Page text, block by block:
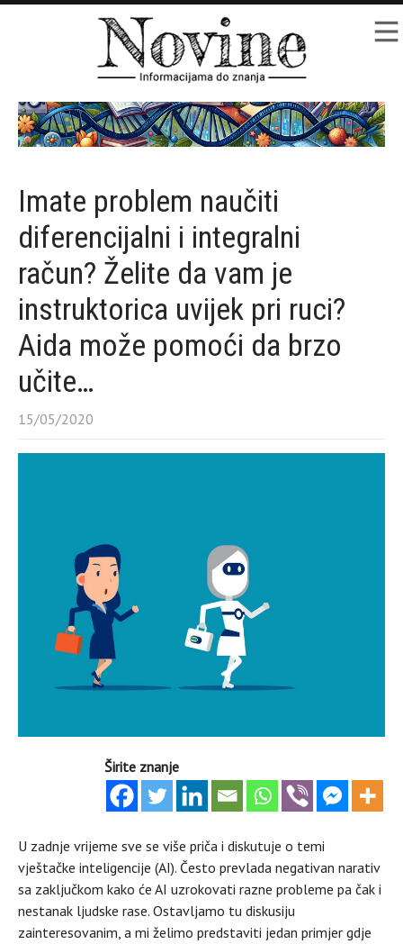
Imate problem naučiti
diferencijalni i integralni
račun? Želite da vam je
instruktorica uvijek pri ruci?
Aida može pomoći da brzo
učite…
15/05/2020
Širite znanje
U zadnje vrijeme sve se više priča i diskutuje o temi
vještačke inteligencije (AI). Često prevlada negativan narativ
sa zaključkom kako će AI uzrokovati razne probleme pa čak i
nestanak ljudske rase. Ostavljamo tu diskusiju
zainteresovanim, a mi želimo predstaviti jedan primjer gdje